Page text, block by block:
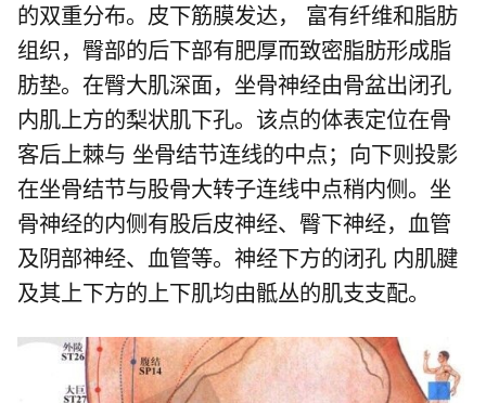
的双重分布。皮下筋膜发达， 富有纤维和脂肪
组织，臀部的后下部有肥厚而致密脂肪形成脂
肪垫。在臀大肌深面，坐骨神经由骨盆出闭孔
内肌上方的梨状肌下孔。该点的体表定位在骨
客后上棘与 坐骨结节连线的中点；向下则投影
在坐骨结节与股骨大转子连线中点稍内侧。坐
骨神经的内侧有股后皮神经、臀下神经，血管
及阴部神经、血管等。神经下方的闭孔 内肌腱
及其上下方的上下肌均由骶丛的肌支支配。